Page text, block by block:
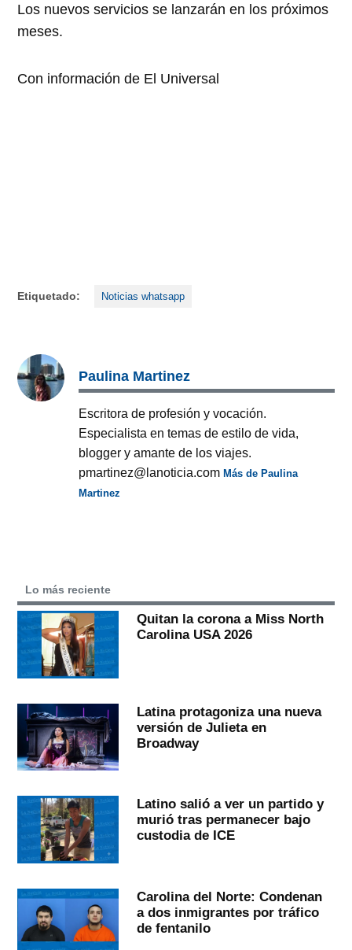
Los nuevos servicios se lanzarán en los próximos
meses.
Con información de El Universal
Etiquetado: Noticias whatsapp
Paulina Martinez
Escritora de profesión y vocación.
Especialista en temas de estilo de vida,
blogger y amante de los viajes.
pmartinez@lanoticia.comMás de Paulina
Martinez
Lo más reciente
Quitan la corona a Miss North
Carolina USA 2026
Latina protagoniza una nueva
versión de Julieta en
Broadway
Latino salió a ver un partido y
murió tras permanecer bajo
custodia de ICE
Carolina del Norte: Condenan
a dos inmigrantes por tráfico
de fentanilo